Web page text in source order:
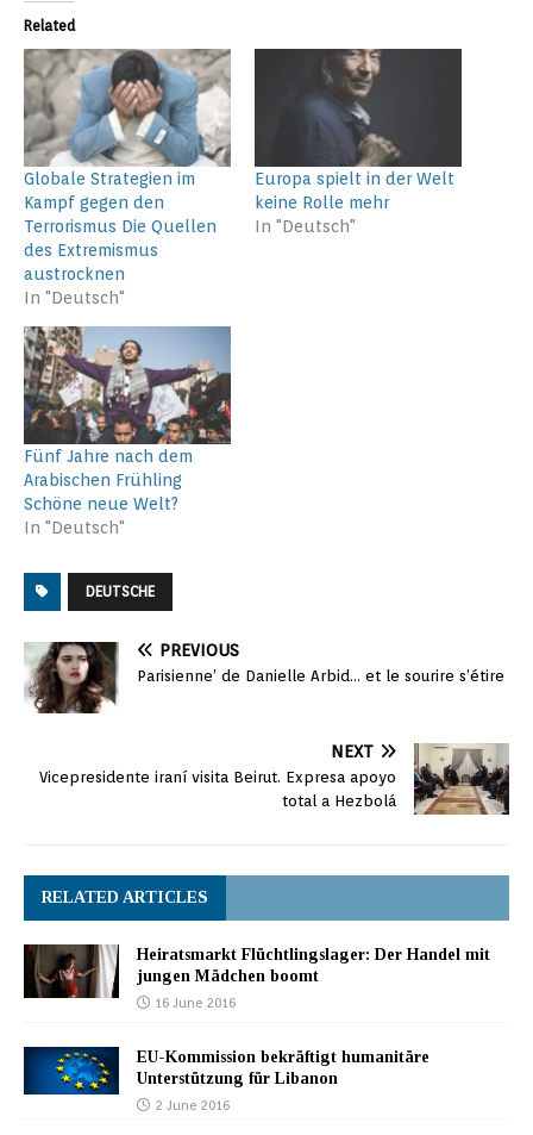
Related
Globale Strategien im
Kampf gegen den
Terrorismus Die Quellen
des Extremismus
austrocknen
In "Deutsch"
Europa spielt in der Welt
keine Rolle mehr
In "Deutsch"
Fünf Jahre nach dem
Arabischen Frühling
Schöne neue Welt?
In "Deutsch"
DEUTSCHE
PREVIOUS
Parisienne’ de Danielle Arbid… et le sourire s’étire
NEXT
Vicepresidente iraní visita Beirut. Expresa apoyo
total a Hezbolá
RELATED ARTICLES
Heiratsmarkt Flüchtlingslager: Der Handel mit
jungen Mädchen boomt
16 June 2016
EU-Kommission bekräftigt humanitäre
Unterstützung für Libanon
2 June 2016